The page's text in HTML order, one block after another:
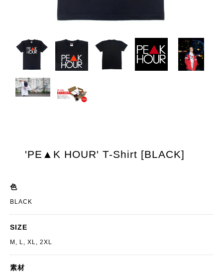
'PE▲K HOUR' T-Shirt [BLACK]
色
BLACK
SIZE
M, L, XL, 2XL
素材